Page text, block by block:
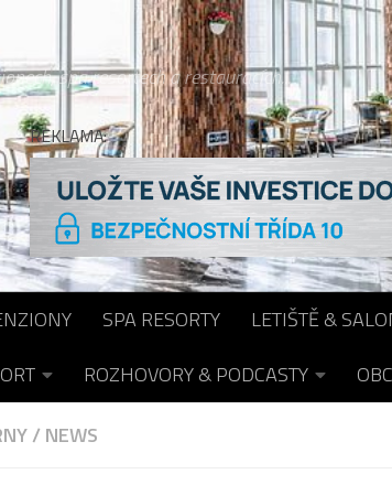
spa resortech a restauracích...
REKLAMA:
SPA RESORTY LETIŠTĚ &
ROZHOVORY & PODCASTY
/ NEWS